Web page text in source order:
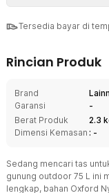
Tersedia bayar di
Rincian Produk
Brand
Garansi
-
Berat Produk
2.3
Dimensi Kemasan : -
Sedang mencari tas
gunung outdoor 75 L ini
lengkap, bahan Oxford